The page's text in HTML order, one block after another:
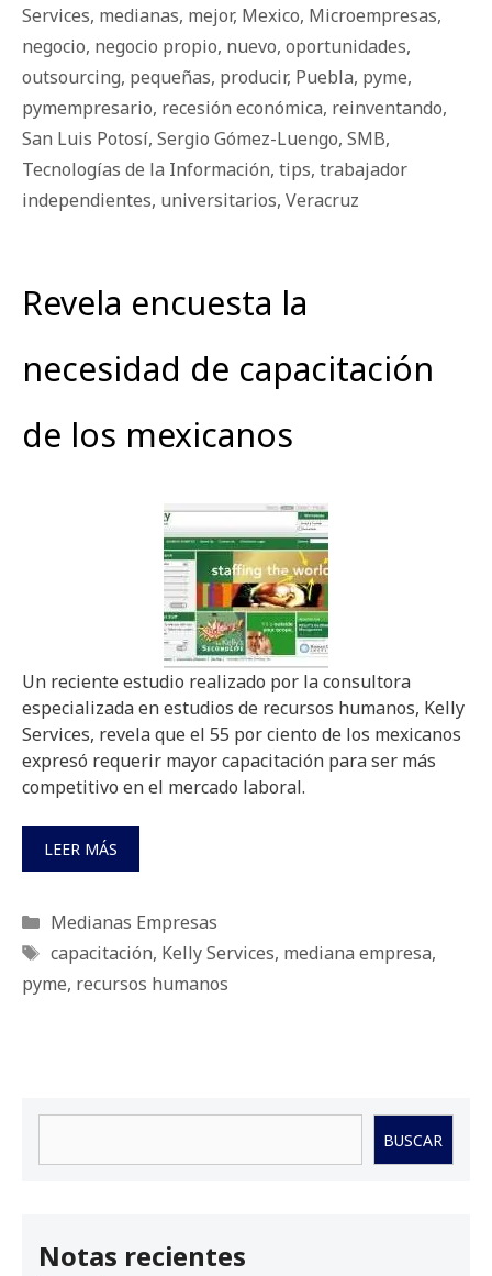
Services, medianas, mejor, Mexico, Microempresas,
negocio, negocio propio, nuevo, oportunidades,
outsourcing, pequeñas, producir, Puebla, pyme,
pymempresario, recesión económica, reinventando,
San Luis Potosí, Sergio Gómez-Luengo, SMB,
Tecnologías de la Información, tips, trabajador
independientes, universitarios, Veracruz
Revela encuesta la
necesidad de capacitación
de los mexicanos
Un reciente estudio realizado por la consultora
especializada en estudios de recursos humanos, Kelly
Services, revela que el 55 por ciento de los mexicanos
expresó requerir mayor capacitación para ser más
competitivo en el mercado laboral.
LEER MÁS
Categorías
Medianas Empresas
Etiquetas
capacitación, Kelly Services, mediana empresa,
pyme, recursos humanos
BUSCAR
Notas recientes